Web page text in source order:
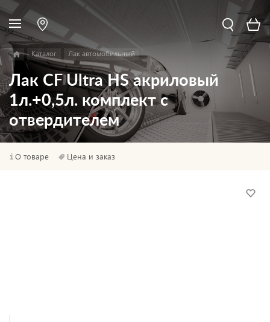
Каталог Лак автомобильный
Лак CF Ultra HS акриловый
1л.+0,5л. комплект с
отвердителем
О товаре Цена и заказ